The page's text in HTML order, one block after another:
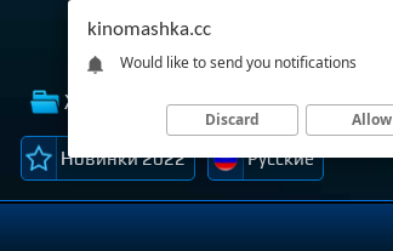
Жанры Лучшие фильмы
Новинки 2022 Русские
kinomashka.cc
Would like to send you notifications
Discard Allow